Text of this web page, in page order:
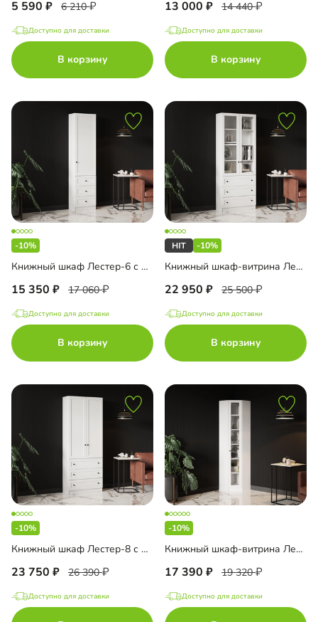
5 590 6 210
Доступно для доставки
В корзину
13 000 14 440
Доступно для доставки
В корзину
-10%
Книжный шкаф Лестер-6 с ящиками
15 350 17 060
Доступно для доставки
В корзину
-10%
Книжный шкаф-витрина Лестер-7 с ящиками
22 950 25 500
Доступно для доставки
В корзину
-10%
Книжный шкаф Лестер-8 с ящиками
23 750 26 390
Доступно для доставки
-10%
Книжный шкаф-витрина Лестер-9-500 угловой
17 390 19 320
Доступно для доставки